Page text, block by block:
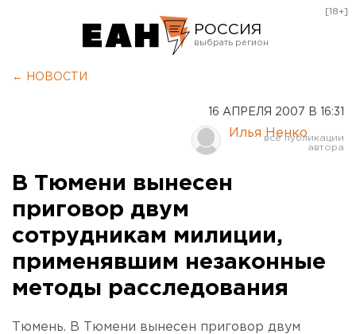
РОССИЯ
Курган
Оренбург
[18+]
← НОВОСТИ
16 АПРЕЛЯ 2007 В 16:31
Илья Ненко
В Тюмени вынесен
приговор двум
сотрудникам милиции,
применявшим незаконные
методы расследования
Тюмень. В Тюмени вынесен приговор двум